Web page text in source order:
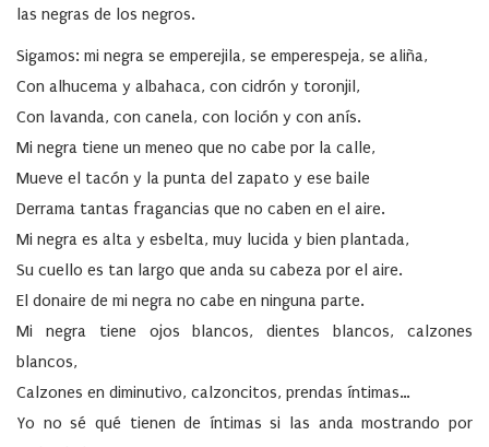
las negras de los negros.
Sigamos: mi negra se emperejila, se emperespeja, se aliña,
Con alhucema y albahaca, con cidrón y toronjil,
Con lavanda, con canela, con loción y con anís.
Mi negra tiene un meneo que no cabe por la calle,
Mueve el tacón y la punta del zapato y ese baile
Derrama tantas fragancias que no caben en el aire.
Mi negra es alta y esbelta, muy lucida y bien plantada,
Su cuello es tan largo que anda su cabeza por el aire.
El donaire de mi negra no cabe en ninguna parte.
Mi negra tiene ojos blancos, dientes blancos, calzones
blancos,
Calzones en diminutivo, calzoncitos, prendas íntimas…
Yo no sé qué tienen de íntimas si las anda mostrando por